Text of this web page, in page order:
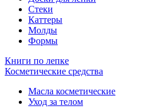
Стеки
Каттеры
Молды
Формы
Книги по лепке
Косметические средства
Масла косметические
Уход за телом